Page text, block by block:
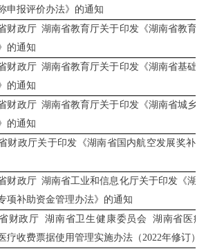
申报评价办法》的通知
财政厅 湖南省教育厅关于印发《湖南省教育
的通知
财政厅 湖南省教育厅关于印发《湖南省基础
的通知
财政厅 湖南省教育厅关于印发《湖南省城乡
的通知
财政厅关于印发《湖南省国内航空发展奖补
财政厅 湖南省工业和信息化厅关于印发《湖
项补助资金管理办法》的通知
财政厅 湖南省卫生健康委员会
湖南省医
疗收费票据使用管理实施办法（2022年修订）